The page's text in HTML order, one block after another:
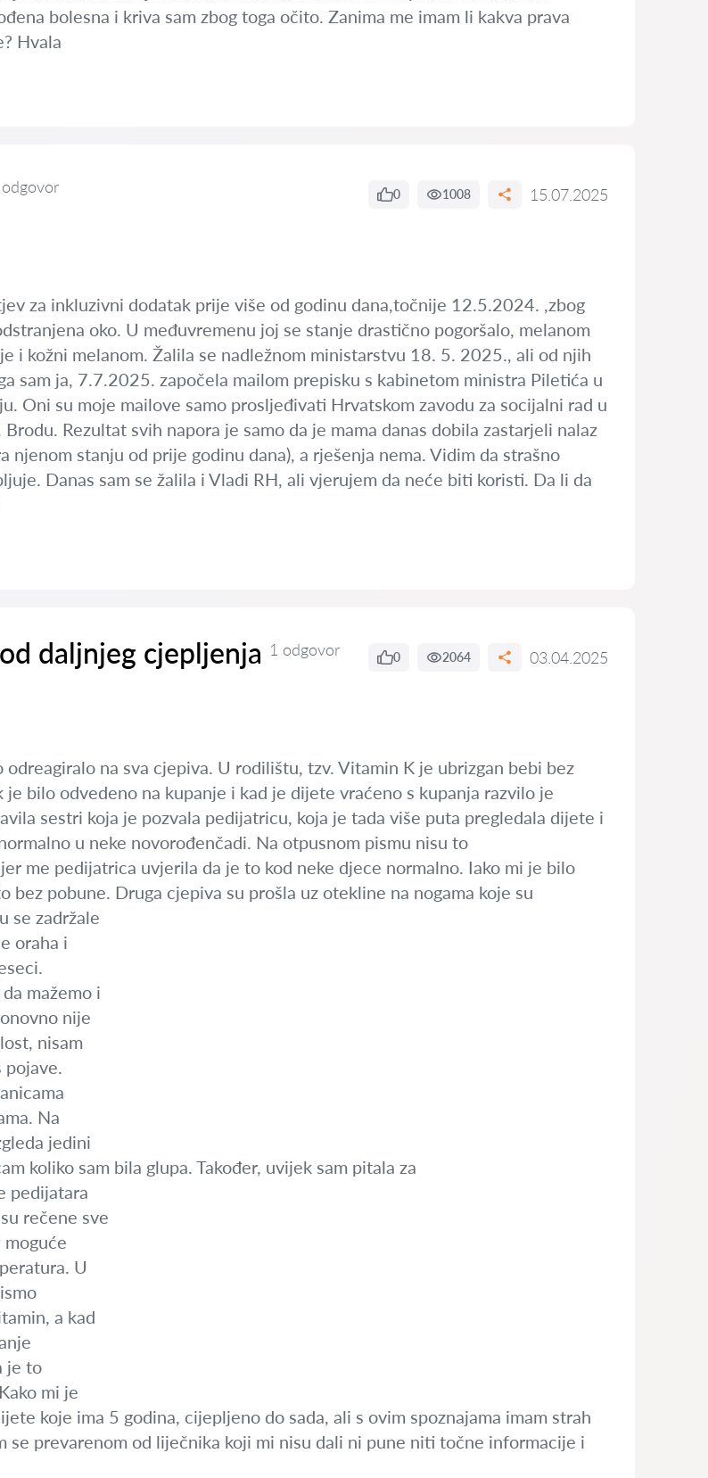
bolesna i kriva sam zbog toga očito. Zanima me imam li kakva prava
Hvala
0 1008 15.07.2025
za inkluzivni dodatak prije više od godinu dana,točnije 12.5.2024. ,zbog
oko. U međuvremenu joj se stanje drastično pogoršalo, melanom
i kožni melanom. Žalila se nadležnom ministarstvu 18. 5. 2025., ali od njih
sam ja, 7.7.2025. započela mailom prepisku s kabinetom ministra Piletića u
Oni su moje mailove samo prosljeđivati Hrvatskom zavodu za socijalni rad u
Rezultat svih napora je samo da je mama danas dobila zastarjeli nalaz
njenom stanju od prije godinu dana), a rješenja nema. Vidim da strašno
Danas sam se žalila i Vladi RH, ali vjerujem da neće biti koristi. Da li da
daljnjeg cjepljenja 1 odgovor 0 2064 03.04.2025
na sva cjepiva. U rodilištu, tzv. Vitamin K je ubrizgan bebi bez
bilo odvedeno na kupanje i kad je dijete vraćeno s kupanja razvilo je
sestri koja je pozvala pedijatricu, koja je tada više puta pregledala dijete i
u neke novorođenčadi. Na otpusnom pismu nisu to
me pedijatrica uvjerila da je to kod neke djece normalno. Iako mi je bilo
bez pobune. Druga cjepiva su prošla uz otekline na nogama koje su
se zadržale
oraha i
mažemo i
nije
nisam
pojave.
Na
jedini
koliko sam bila glupa. Također, uvijek sam pitala za
pedijatara
rečene sve
moguće
U
a kad
je to
mi je
koje ima 5 godina, cijepljeno do sada, ali s ovim spoznajama imam strah
se prevarenom od liječnika koji mi nisu dali ni pune niti točne informacije i